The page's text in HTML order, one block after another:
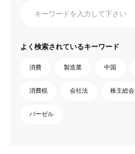
よく検索されているキーワード
消費 製造業 中国
消費税 会社法 株主総会
バーゼル